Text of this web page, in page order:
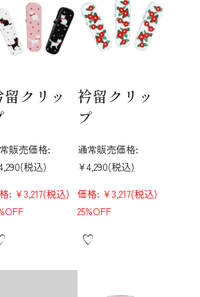
留クリッ
販売価格:
(税込)
: ¥3,217(税込)
衿留クリッ
プ
通常販売価格:
¥4,290(税込)
価格: ¥3,217(税込)
25%OFF